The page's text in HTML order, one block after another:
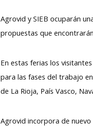
Agrovid y SIEB ocuparán
propuestas que
En estas ferias los
para las fases del trabajo
de La Rioja, País Vasco,
Agrovid incorpora de